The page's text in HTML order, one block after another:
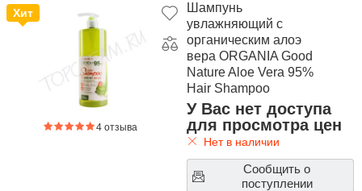
4 отзыва
Хит
Шампунь
увлажняющий с
органическим алоэ
вера ORGANIA Good
Nature Aloe Vera 95%
Hair Shampoo
У Вас нет доступа
для просмотра цен
Нет в наличии
Сообщить о
поступлении